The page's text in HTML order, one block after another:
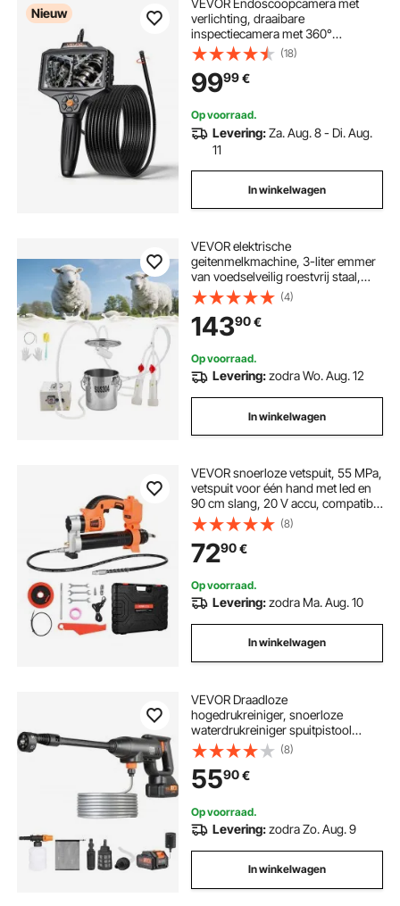
Nieuw
verlichting, draaibare
inspectiecamera met 360°
beweegbare kop, IP67 waterdichte
pijpcamera met 5-inch display, 5
meter flexibele kabel, 5000 mAh
accu, 8 mm borescopecamera voor
auto en thuis
(18)
9999€
Op voorraad.
Levering:Za. Aug. 8 - Di. Aug.
11
In winkelwagen
VEVOR elektrische
geitenmelkmachine, 3-liter emmer
van voedselveilig roestvrij staal,
melkapparatuur met 5200 mAh
accu, 2 speenbekers, pulsatie-
vacuümmelkmachine,
impulsmelker (alleen voor geiten)
(4)
14390€
Op voorraad.
Levering:zodra Wo. Aug. 12
In winkelwagen
VEVOR snoerloze vetspuit, 55 MPa,
vetspuit voor één hand met led en
90 cm slang, 20 V accu, compatibel
met 18 V Makita accu's, voor het
smeren van voertuigen of machines
(alleen gereedschap, zonder accu)
(8)
7290€
Op voorraad.
Levering:zodra Ma. Aug. 10
In winkelwagen
VEVOR Draadloze
hogedrukreiniger, snoerloze
waterdrukreiniger spuitpistool
(220W 21V, 40bar, voor mobiele
reiniging en irrigatie, 4L/min,
inclusief accessoires en oplader)
(8)
5590€
Op voorraad.
Levering:zodra Zo. Aug. 9
In winkelwagen